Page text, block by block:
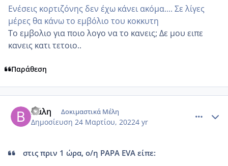
Ενέσεις κορτιζόνης δεν έχω κάνει ακόμα.... Σε λίγες
μέρες θα κάνω το εμβόλιο του κοκκυτη
Το εμβολιο για ποιο λογο να το κανεις; Δε μου ειπε
κανεις κατι τετοιο..
Παράθεση
Βάλη Δοκιμαστικά Μέλη
Δημοσίευση 24 Μαρτίου, 20224 yr
στις πριν 1 ώρα, ο/η PAPA EVA είπε: